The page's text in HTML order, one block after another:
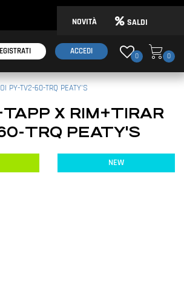
NOVITÀ SALDI
ACCEDI
0 0
PY-TV2-60-TRQ PEATY'S
X RIM+TIRAR
TRQ PEATY'S
NEW